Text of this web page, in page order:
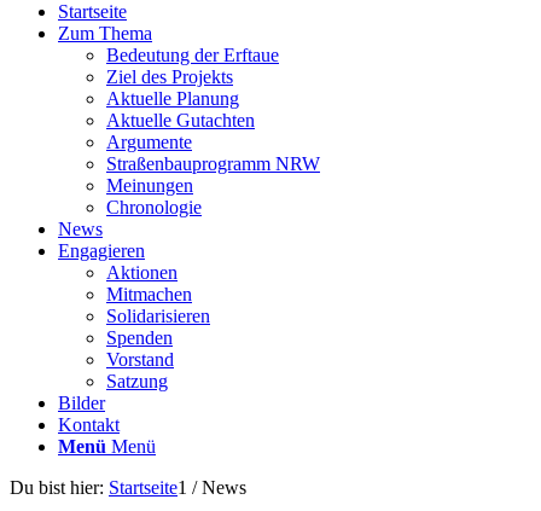
Startseite
Zum Thema
Bedeutung der Erftaue
Ziel des Projekts
Aktuelle Planung
Aktuelle Gutachten
Argumente
Straßenbauprogramm NRW
Meinungen
Chronologie
News
Engagieren
Aktionen
Mitmachen
Solidarisieren
Spenden
Vorstand
Satzung
Bilder
Kontakt
Menü Menü
Du bist hier: Startseite1 / News